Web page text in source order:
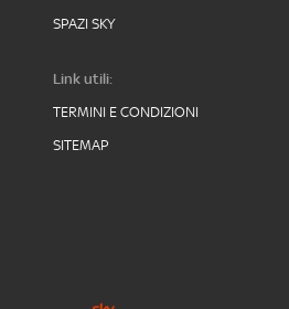
SPAZI SKY
Link utili:
TERMINI E CONDIZIONI
SITEMAP